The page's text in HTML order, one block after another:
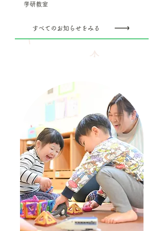
学研教室
すべてのお知らせをみる